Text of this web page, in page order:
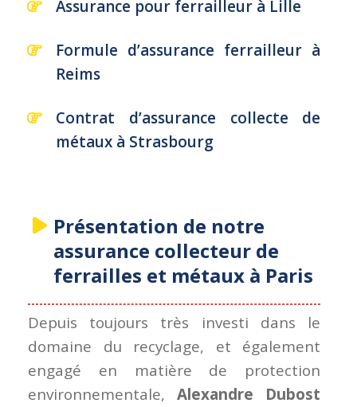
Assurance pour ferrailleur à Lille
Formule d’assurance ferrailleur à
Reims
Contrat d’assurance collecte de
métaux à Strasbourg
Présentation de notre
assurance collecteur de
ferrailles et métaux à Paris
Depuis toujours très investi dans le
domaine du recyclage, et également
engagé en matière de protection
environnementale,Alexandre Dubost